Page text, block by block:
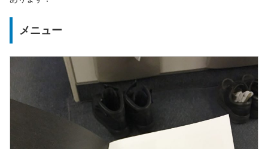
メニュー